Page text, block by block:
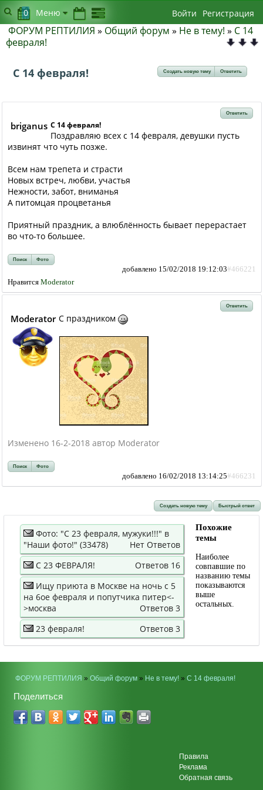
ФОРУМ РЕПТИЛИЯ » Общий форум » Не в тему! » С 14
февраля!
С 14 февраля! Создать новую тему Ответить
Ответить
briganus С 14 февраля!
Поздравляю всех с 14 февраля, девушки пусть
извинят что чуть позже.
Всем нам трепета и страсти
Новых встреч, любви, участья
Нежности, забот, вниманья
А питомцая процветанья
Приятный праздник, а влюблённость бывает перерастает
во что-то большее.
Поиск Фото
добавлено 15/02/2018 19:12:03#466221
Нравится Moderator
Ответить
Moderator С праздником
Изменено 16-2-2018 автор Moderator
Поиск Фото
добавлено 16/02/2018 13:14:25#466231
Создать новую тему Быстрый ответ
Фото: "С 23 февраля, мужуки!!!" в
"Наши фото!" (33478)
Нет Ответов
С 23 ФЕВРАЛЯ!
Ответов 16
Ищу приюта в Москве на ночь с 5
на 6ое февраля и попутчика питер<-
>москва
Ответов 3
23 февраля!
Ответов 3
Похожие
темы
Наиболее
совпавшие по
названию темы
показываются
выше
остальных.
0 Меню Войти Регистрация
ФОРУМ РЕПТИЛИЯ » Общий форум» Не в тему!» С 14 февраля!
Поделиться
Правила
Реклама
Обратная связь